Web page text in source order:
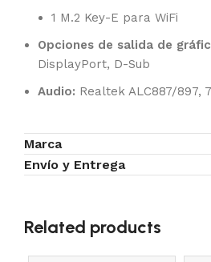
1 M.2 Key-E para WiFi
Opciones de salida de
DisplayPort, D-Sub
Audio: Realtek ALC887/897,
Marca
Envío y Entrega
Related products